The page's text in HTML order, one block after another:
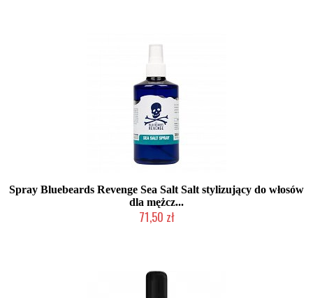
Spray Bluebeards Revenge Sea Salt Salt stylizujący do włosów
dla mężcz...
71,50 zł